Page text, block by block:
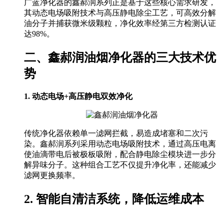
广蓝净化器的鑫郝润系列正是基于这些核心需求研发，
其动态电场吸附技术与高压静电除尘工艺，可高效分解
油分子并捕获微米级颗粒，净化效率经第三方检测认证
达98%。
二、鑫郝润油烟净化器的三大技术优
势
1. 动态电场+高压静电双效净化
传统净化器依赖单一滤网拦截，易造成堵塞和二次污
染。鑫郝润系列采用动态电场吸附技术，通过高压电离
使油滴带电后被极板吸附，配合静电除尘模块进一步分
解异味分子。这种组合工艺不仅提升净化率，还能减少
滤网更换频率。
2. 智能自清洁系统，降低运维成本